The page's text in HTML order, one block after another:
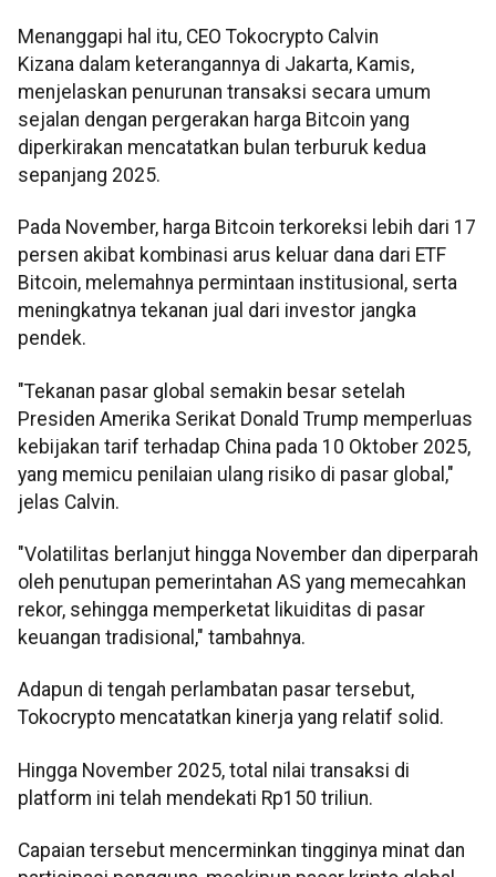
Menanggapi hal itu, CEO Tokocrypto Calvin
Kizana dalam keterangannya di Jakarta, Kamis,
menjelaskan penurunan transaksi secara umum
sejalan dengan pergerakan harga Bitcoin yang
diperkirakan mencatatkan bulan terburuk kedua
sepanjang 2025.
Pada November, harga Bitcoin terkoreksi lebih dari 17
persen akibat kombinasi arus keluar dana dari ETF
Bitcoin, melemahnya permintaan institusional, serta
meningkatnya tekanan jual dari investor jangka
pendek.
"Tekanan pasar global semakin besar setelah
Presiden Amerika Serikat Donald Trump memperluas
kebijakan tarif terhadap China pada 10 Oktober 2025,
yang memicu penilaian ulang risiko di pasar global,"
jelas Calvin.
"Volatilitas berlanjut hingga November dan diperparah
oleh penutupan pemerintahan AS yang memecahkan
rekor, sehingga memperketat likuiditas di pasar
keuangan tradisional," tambahnya.
Adapun di tengah perlambatan pasar tersebut,
Tokocrypto mencatatkan kinerja yang relatif solid.
Hingga November 2025, total nilai transaksi di
platform ini telah mendekati Rp150 triliun.
Capaian tersebut mencerminkan tingginya minat dan